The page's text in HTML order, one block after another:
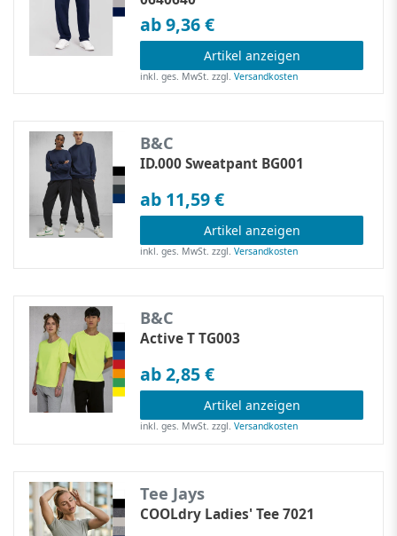
ab 9,36 €
Artikel anzeigen
inkl. ges. MwSt. zzgl.Versandkosten
B&C
ID.000 Sweatpant BG001
ab 11,59 €
Artikel anzeigen
inkl. ges. MwSt. zzgl.Versandkosten
B&C
Active T TG003
ab 2,85 €
Artikel anzeigen
inkl. ges. MwSt. zzgl.Versandkosten
Tee Jays
COOLdry Ladies' Tee 7021